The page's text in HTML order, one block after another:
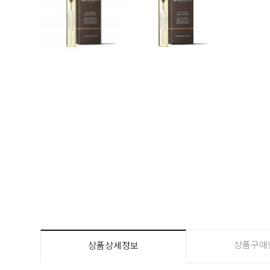
상품상세정보 상품구매